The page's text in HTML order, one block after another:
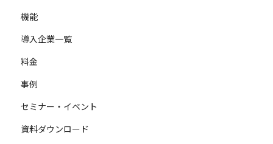
機能
導入企業一覧
料金
事例
セミナー・イベント
資料ダウンロード